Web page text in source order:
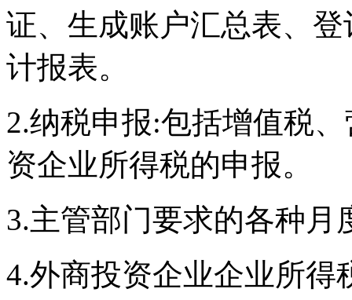
证、生成账户汇总表、
计报表。
2.纳税申报:包括增值税
资企业所得税的申报。
3.主管部门要求的各种月
4.外商投资企业企业所得